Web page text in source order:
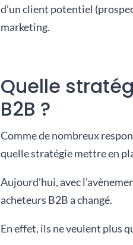
d’un client potentiel
marketing.
Quelle
B2B ?
Comme de nombreux
quelle stratégie mettre en
Aujourd’hui, avec
acheteurs B2B a changé.
En effet, ils ne veulent plus